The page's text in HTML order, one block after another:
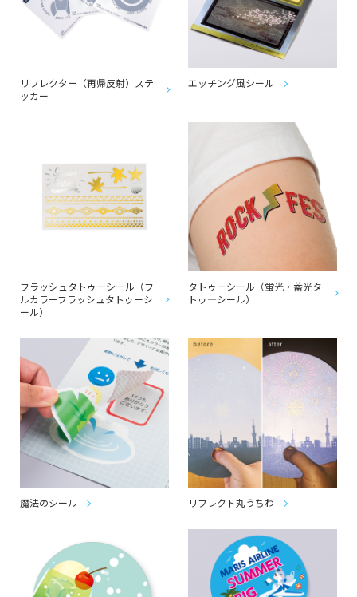
リフレクター（再帰反射）ステ
ッカー
エッチング風シール
フラッシュタトゥーシール（フ
ルカラーフラッシュタトゥーシ
ール）
タトゥーシール（蛍光・蓄光タ
トゥ―シール）
魔法のシール リフレクト丸うちわ